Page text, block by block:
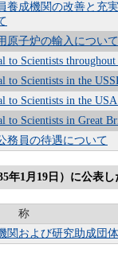
養成機関の改善と充
原子炉の輸入について
to Scientists
to Scientists in the
to Scientists in the
to Scientists in Great
務員の待遇について
年1月19日）に公表し
称
関および研究助成団